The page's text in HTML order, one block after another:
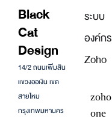
Black
Cat
Design
14/2 ถนนเพิ่มสิน
แขวงออเงิน เขต
สายไหม
กรุงเทพมหานคร
ระบบ
องค์กร
Zoho
zoho
one